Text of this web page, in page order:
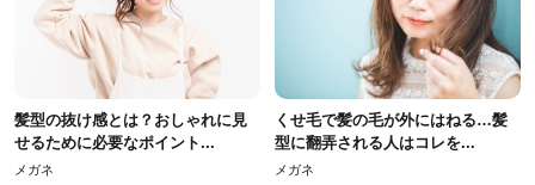
髪型の抜け感とは？おしゃれに見
せるために必要なポイント...
メガネ
くせ毛で髪の毛が外にはねる…髪
型に翻弄される人はコレを...
メガネ